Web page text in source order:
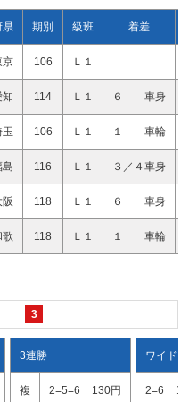
県 期別 級班 着差
京 106 Ｌ１
知 114 Ｌ１ ６ 車身
玉 106 Ｌ１ １ 車輪
島 116 Ｌ１ ３／４車身
阪 118 Ｌ１ ６ 車身
歌 118 Ｌ１ １ 車輪
3
3連勝
複 2=5=6 130円
ワイド
2=6